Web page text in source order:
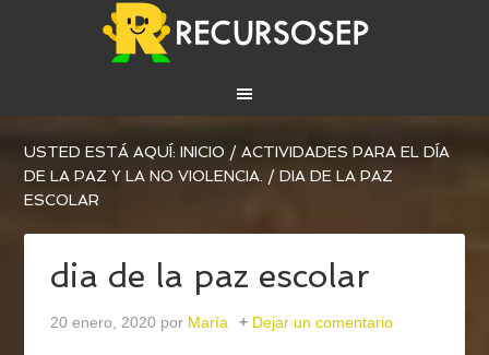
USTED ESTÁ AQUÍ:INICIO / ACTIVIDADES PARA EL DÍA
DE LA PAZ Y LA NO VIOLENCIA. / DIA DE LA PAZ
ESCOLAR
dia de la paz escolar
20 enero, 2020 por María Dejar un comentario